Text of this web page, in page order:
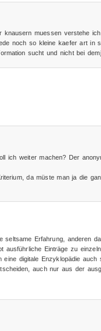
muessen verstehe
noch so kleine kaefer art in
sucht und nicht bei
ich weiter machen? Der
da müste man ja die
Erfahrung, anderen
Einträge zu
digitale Enzyklopädie auch
auch nur aus der